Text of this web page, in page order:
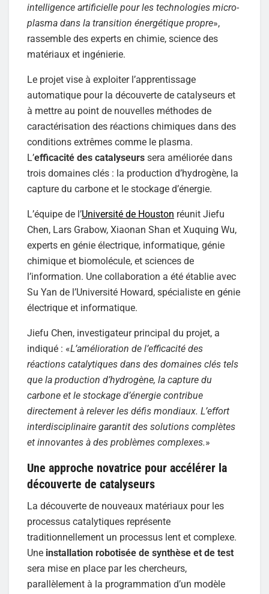
intelligence artificielle pour les technologies micro-
plasma dans la transition énergétique propre»,
rassemble des experts en chimie, science des
matériaux et ingénierie.
Le projet vise à exploiter l’apprentissage
automatique pour la découverte de catalyseurs et
à mettre au point de nouvelles méthodes de
caractérisation des réactions chimiques dans des
conditions extrêmes comme le plasma.
L’efficacité des catalyseurs sera améliorée dans
trois domaines clés : la production d’hydrogène, la
capture du carbone et le stockage d’énergie.
L’équipe de l’Université de Houston réunit Jiefu
Chen, Lars Grabow, Xiaonan Shan et Xuquing Wu,
experts en génie électrique, informatique, génie
chimique et biomolécule, et sciences de
l’information. Une collaboration a été établie avec
Su Yan de l’Université Howard, spécialiste en génie
électrique et informatique.
Jiefu Chen, investigateur principal du projet, a
indiqué : «L’amélioration de l’efficacité des
réactions catalytiques dans des domaines clés tels
que la production d’hydrogène, la capture du
carbone et le stockage d’énergie contribue
directement à relever les défis mondiaux. L’effort
interdisciplinaire garantit des solutions complètes
et innovantes à des problèmes complexes.»
Une approche novatrice pour accélérer la
découverte de catalyseurs
La découverte de nouveaux matériaux pour les
processus catalytiques représente
traditionnellement un processus lent et complexe.
Une installation robotisée de synthèse et de test
sera mise en place par les chercheurs,
parallèlement à la programmation d’un modèle